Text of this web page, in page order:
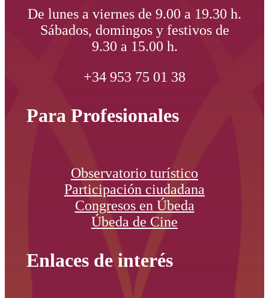
De lunes a viernes de 9.00 a 19.30 h.
Sábados, domingos y festivos de
9.30 a 15.00 h.
+34 953 75 01 38
Para Profesionales
Observatorio turístico
Participación ciudadana
Congresos en Úbeda
Úbeda de Cine
Enlaces de interés